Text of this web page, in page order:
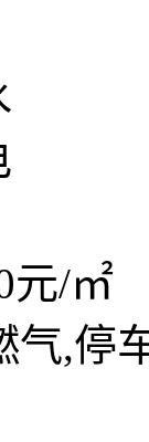
元/㎡
气,停